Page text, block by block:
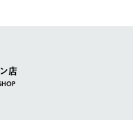
店